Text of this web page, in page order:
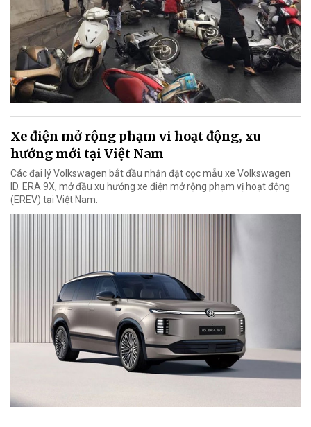
Xe điện mở rộng phạm vi hoạt động, xu
hướng mới tại Việt Nam
Các đại lý Volkswagen bắt đầu nhận đặt cọc mẫu xe Volkswagen
ID. ERA 9X, mở đầu xu hướng xe điện mở rộng phạm vị hoạt động
(EREV) tại Việt Nam.